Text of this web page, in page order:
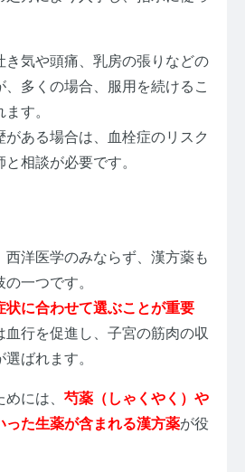
き気や頭痛、乳房の張りなどの
多くの場合、服用を続けるこ
す。
がある場合は、血栓症のリスク
相談が必要です。
西洋医学のみならず、漢方薬も
一つです。
状に合わせて選ぶことが重要
血行を促進し、子宮の筋肉の収
ばれます。
には、 芍薬（しゃくやく）や
った生薬が含まれる漢方薬が役